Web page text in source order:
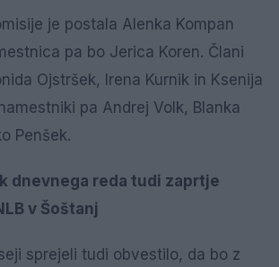
je postala Alenka Kompan
pa bo Jerica Koren. Člani
Ojstršek, Irena Kurnik in Ksenija
pa Andrej Volk, Blanka
Penšek.
dnevnega reda tudi zaprtje
v Šoštanj
sprejeli tudi obvestilo, da bo z